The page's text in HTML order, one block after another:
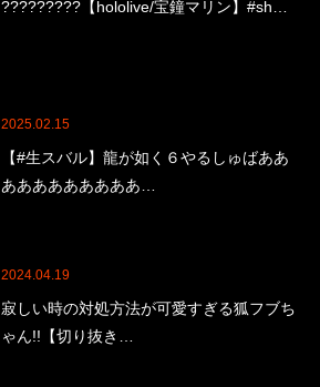
?????????【hololive/宝鐘マリン】#sh…
2025.02.15
【#生スバル】龍が如く６やるしゅばああ
あああああああああ…
2024.04.19
寂しい時の対処方法が可愛すぎる狐フブち
ゃん!!【切り抜き…